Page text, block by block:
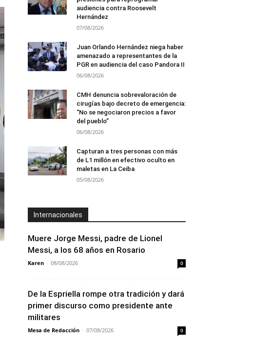
audiencia contra Roosevelt
Hernández
07/08/2026
Juan Orlando Hernández niega haber
amenazado a representantes de la
PGR en audiencia del caso Pandora II
06/08/2026
CMH denuncia sobrevaloración de
cirugías bajo decreto de emergencia:
“No se negociaron precios a favor
del pueblo”
06/08/2026
Capturan a tres personas con más
de L1 millón en efectivo oculto en
maletas en La Ceiba
05/08/2026
Internacionales
Muere Jorge Messi, padre de Lionel
Messi, a los 68 años en Rosario
Karen - 08/08/2026 0
De la Espriella rompe otra tradición y dará
primer discurso como presidente ante
militares
Mesa de Redacción - 07/08/2026 0